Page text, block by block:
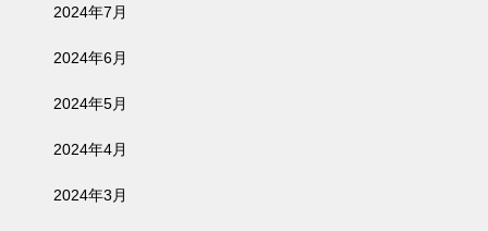
2024年7月
2024年6月
2024年5月
2024年4月
2024年3月